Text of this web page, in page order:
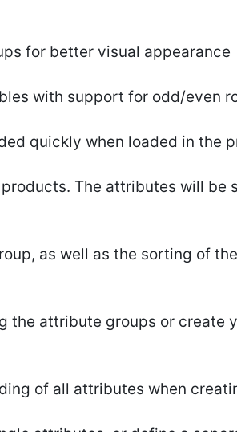
for better visual appearance
with support for odd/even
quickly when loaded in the
The attributes will be
as well as the sorting of
the attribute groups or create
of all attributes when